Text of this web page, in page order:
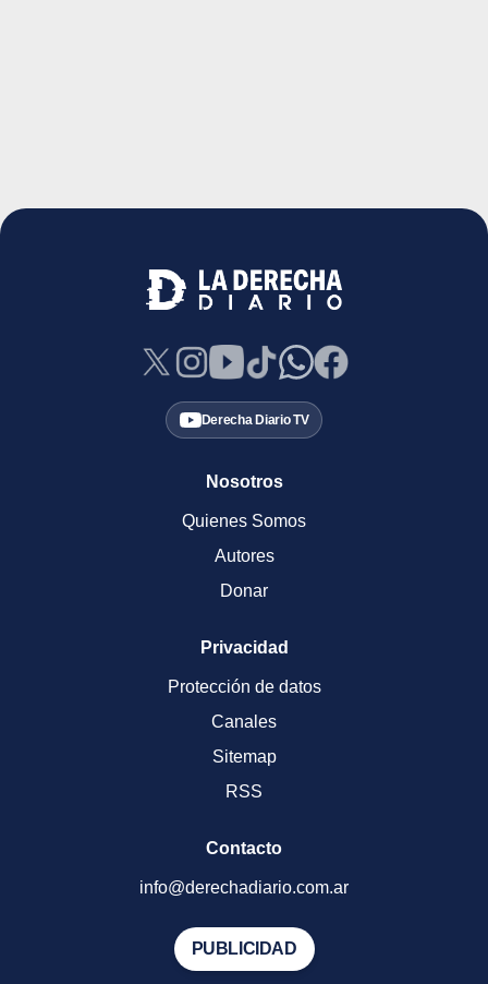
Derecha Diario TV
Nosotros
Quienes Somos
Autores
Donar
Privacidad
Protección de datos
Canales
Sitemap
RSS
Contacto
info@derechadiario.com.ar
PUBLICIDAD